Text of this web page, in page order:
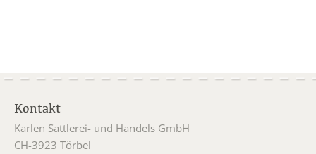
Kontakt
Karlen Sattlerei- und Handels GmbH
CH-3923 Törbel